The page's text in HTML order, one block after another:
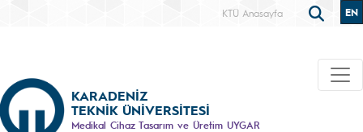
KTÜ Anasayfa EN
KARADENİZ
TEKNİK ÜNİVERSİTESİ
Medikal Cihaz Tasarım ve Üretim UYGAR